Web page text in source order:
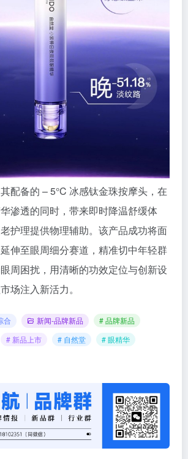
配备的 – 5°C 冰感钛金珠按摩头，在
渗透的同时，带来即时降温舒缓体
护理提供物理辅助。该产品成功将面
伸至眼周细分赛道，精准切中年轻群
周困扰，用清晰的功效定位与创新设
场注入新活力。
合 新闻-品牌新品
# 品牌新品
# 新品上市 # 自然堂
# 眼精华